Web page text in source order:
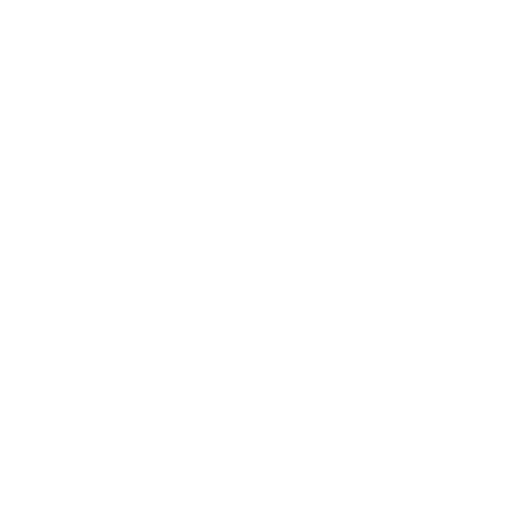
です。
ありません。
です。